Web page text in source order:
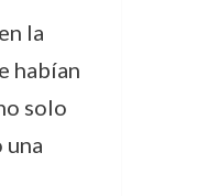
la
habían
solo